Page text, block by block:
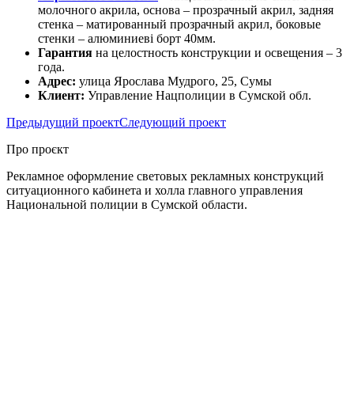
молочного акрила, основа – прозрачный акрил, задняя
стенка – матированный прозрачный акрил, боковые
стенки – алюминиеві борт 40мм.
Гарантия на целостность конструкции и освещения – 3
года.
Адрес: улица Ярослава Мудрого, 25, Сумы
Клиент: Управление Нацполиции в Сумской обл.
Предыдущий проектСледующий проект
Про проєкт
Рекламное оформление световых рекламных конструкций
ситуационного кабинета и холла главного управления
Национальной полиции в Сумской области.